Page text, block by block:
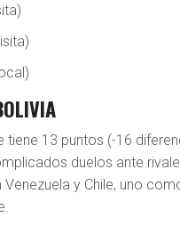
tiene 13 puntos (-16
duelos ante
y Chile, uno